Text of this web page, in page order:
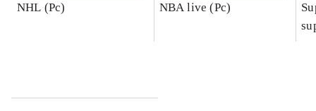
NHL (Pc) NBA live (Pc)